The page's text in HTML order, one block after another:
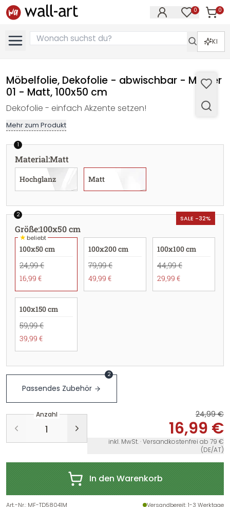
0 0
KI
Möbelfolie, Dekofolie - abwischbar - Muster
01 - Matt, 100x50 cm
Dekofolie - einfach Akzente setzen!
Mehr zum Produkt
1
Material:Matt
Hochglanz Matt
SALE -32%
2
Größe:100x50 cm
★beliebt
100x50 cm
24,99 €
16,99 €
100x200 cm
79,99 €
49,99 €
100x100 cm
44,99 €
29,99 €
100x150 cm
59,99 €
39,99 €
Passendes Zubehör
2
Anzahl 24,99 €
16,99 €
inkl. MwSt. · Versandkostenfrei ab 79 €
(DE/AT)
In den Warenkorb
Art.-Nr.: MF-TD58041M Versandbereit: 1-3 Werktage